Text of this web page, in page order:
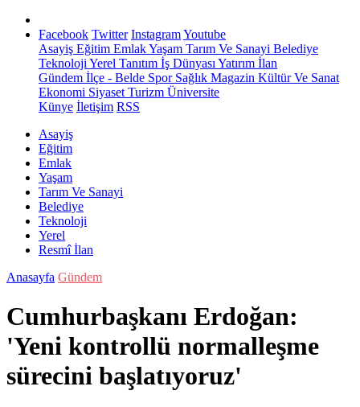
Facebook Twitter InstagramYoutube
Asayiş Eğitim EmlakYaşam Tarım Ve Sanayi Belediye
Teknoloji Yerel Tanıtım İş Dünyası Yatırım İlan
Gündem İlçe - Belde SporSağlık Magazin Kültür Ve Sanat
Ekonomi Siyaset Turizm Üniversite
Künye İletişim RSS
Asayiş
Eğitim
Emlak
Yaşam
Tarım Ve Sanayi
Belediye
Teknoloji
Yerel
Resmî İlan
Anasayfa Gündem
Cumhurbaşkanı Erdoğan:
'Yeni kontrollü normalleşme
sürecini başlatıyoruz'